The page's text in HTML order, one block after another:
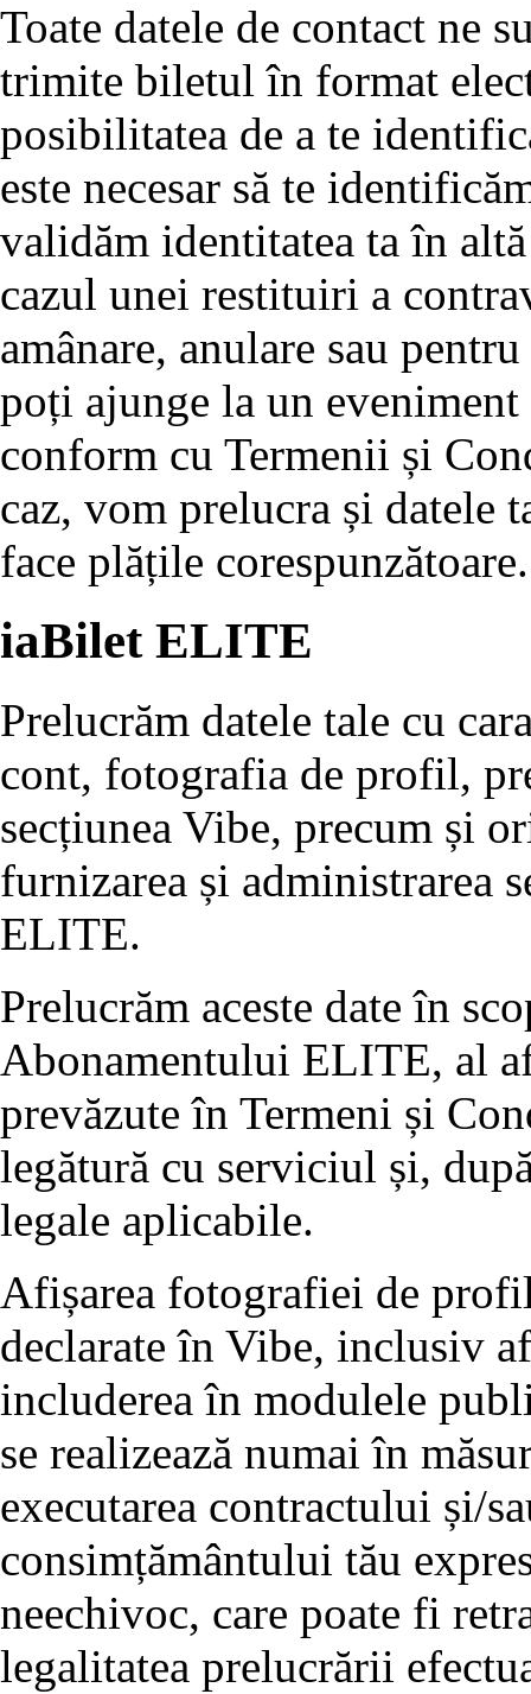
Toate datele de contact ne
trimite biletul în format
posibilitatea de a te
este necesar să te
validăm identitatea ta în
cazul unei restituiri a
amânare, anulare sau
poți ajunge la un
conform cu Termenii și
caz, vom prelucra și datele
face plățile corespunzătoare.
iaBilet ELITE
Prelucrăm datele tale cu
cont, fotografia de profil,
secțiunea Vibe, precum și
furnizarea și administrarea
ELITE.
Prelucrăm aceste date în
Abonamentului ELITE, al
prevăzute în Termeni și
legătură cu serviciul și,
legale aplicabile.
Afișarea fotografiei de
declarate în Vibe, inclusiv
includerea în modulele
se realizează numai în
executarea contractului și/
consimțământului tău
neechivoc, care poate fi
legalitatea prelucrării